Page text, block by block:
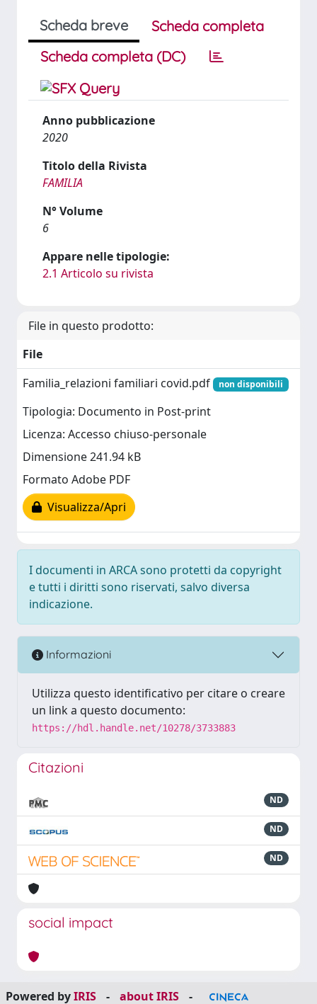
Scheda breve
Scheda completa
Scheda completa (DC)
Anno pubblicazione
2020
Titolo della Rivista
FAMILIA
N° Volume
6
Appare nelle tipologie:
2.1 Articolo su rivista
File in questo prodotto:
File
Familia_relazioni familiari covid.pdf
non disponibili
Tipologia: Documento in Post-print
Licenza: Accesso chiuso-personale
Dimensione 241.94 kB
Formato Adobe PDF
Visualizza/Apri
I documenti in ARCA sono protetti da copyright
e tutti i diritti sono riservati, salvo diversa
indicazione.
Informazioni
Utilizza questo identificativo per citare o creare
un link a questo documento:
https://hdl.handle.net/10278/3733883
Citazioni
ND
ND
ND
social impact
Powered byIRIS - about IRIS -